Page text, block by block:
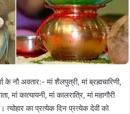
के नौ अवतार:- मां शैलपुत्री, मां ब्रह्मचारिणी,
मां कात्यायनी, मां कालरात्रि, मां महागौरी
त्योहार का प्रत्येक दिन प्रत्येक देवी को